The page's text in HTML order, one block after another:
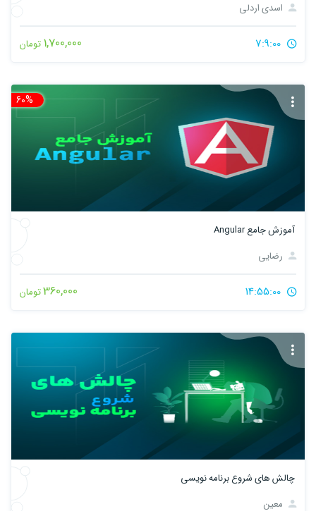
اسدی اردلی
1,700,000تومان
60%
آموزش جامع Angular
رضایی
360,000تومان
چالش های شروع برنامه نویسی
معین